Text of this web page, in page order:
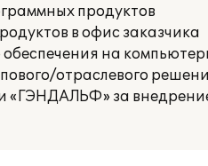
продуктов
в офис заказчика
на
отраслевого
за